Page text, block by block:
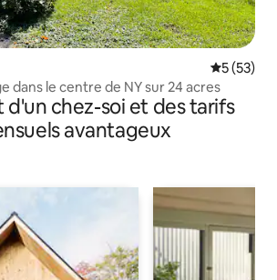
5 (53)
dans le centre de NY sur 24 acres
d'un chez-soi et des tarifs
avantageux